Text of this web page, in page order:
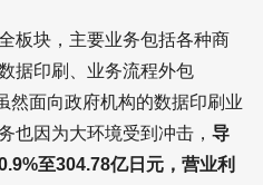
板块，主要业务包括各种商
据印刷、业务流程外包
然面向政府机构的数据印刷业
也因为大环境受到冲击， 导
至304.78亿日元，营业利